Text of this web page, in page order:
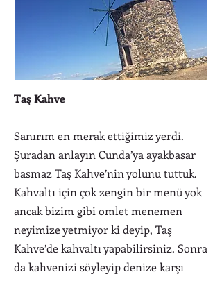
Taş Kahve
Sanırım en merak ettiğimiz yerdi.
Şuradan anlayın Cunda’ya ayakbasar
basmaz Taş Kahve’nin yolunu tuttuk.
Kahvaltı için çok zengin bir menü yok
ancak bizim gibi omlet menemen
neyimize yetmiyor ki deyip, Taş
Kahve’de kahvaltı yapabilirsiniz. Sonra
da kahvenizi söyleyip denize karşı